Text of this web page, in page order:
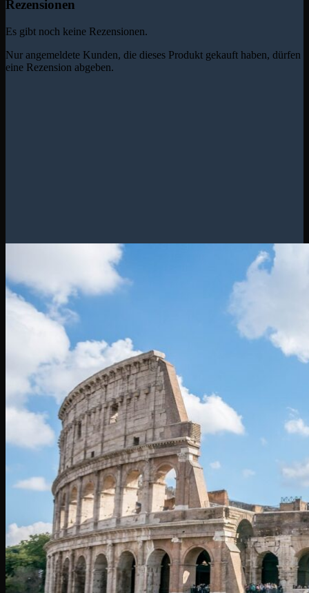
Rezensionen
Es gibt noch keine Rezensionen.
Nur angemeldete Kunden, die dieses Produkt gekauft haben, dürfen
eine Rezension abgeben.